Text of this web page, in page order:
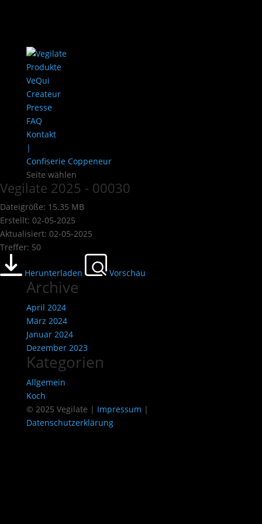
Produkte
VeQui
Createur
Presse
FAQ
Kontakt
|
Confiserie Coppeneur
Seite wählen
Vegilate 2025 - 00030
Dateigröße: 15.35 MB
Erstellt: 02-05-2025
Aktualisiert: 02-05-2025
Treffer: 50
Herunterladen Vorschau
Archive
April 2024
März 2024
Januar 2024
Dezember 2023
Kategorien
Allgemein
Koch
© 2025 Vegilate | Impressum |
Datenschutzerklärung